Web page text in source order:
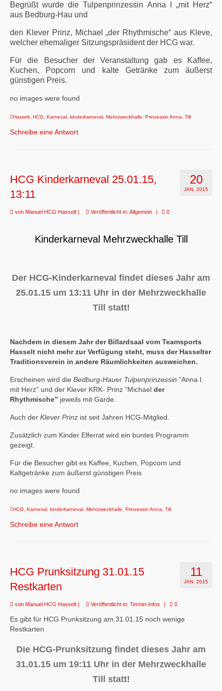
Begrüßt wurdedie Tulpenprinzessin Anna I „mit Herz“
aus Bedburg-Hau und
den Klever Prinz, Michael „der Rhythmische“ aus Kleve,
welcher ehemaliger Sitzungspräsident der HCG war.
Für die Besucher der Veranstaltung gab es Kaffee,
Kuchen, Popcorn und kalte Getränke zum äußerst
günstigen Preis.
no images were found
Hasselt HCG Karneval kinderkarneval Mehrzweckhalle Prinzessin Anna Till
Schreibe eine Antwort
20
JAN. 2015
HCG Kinderkarneval 25.01.15,
13:11
von Manuel HCG Hasselt | Veröffentlicht in: Allgemein | 0
Kinderkarneval Mehrzweckhalle Till
Der HCG-Kinderkarneval findet dieses Jahr am
25.01.15 um 13:11 Uhr in der Mehrzweckhalle
Till statt!
Nachdem in diesem Jahr der Billardsaal vom Teamsports
Hasselt nicht mehr zur Verfügung steht, muss der Hasselter
Traditionsverein in andere Räumlichkeiten ausweichen.
Erscheinen wird die Bedburg-Hauer Tulpenprinzessin “Anna I.
mit Herz” und der Klever KRK- Prinz “Michael der
Rhythmische” jeweils mit Garde.
Auch der Klever Prinz ist seit Jahren HCG-Mitglied.
Zusätzlich zum Kinder Elferrat wird ein buntes Programm
gezeigt.
Für die Besucher gibt es Kaffee, Kuchen, Popcorn und
Kaltgetränke zum äußerst günstigen Preis
no images were found
HCG Karneval kinderkarneval Mehrzweckhalle Prinzessin Anna Till
Schreibe eine Antwort
11
JAN. 2015
HCG Prunksitzung 31.01.15
Restkarten
von Manuel HCG Hasselt | Veröffentlicht in: Termin-Infos | 0
Es gibt für HCG Prunksitzung am 31.01.15 noch wenige
Restkarten
Die HCG-Prunksitzung findet dieses Jahr am
31.01.15 um 19:11 Uhr in der Mehrzweckhalle
Till statt!